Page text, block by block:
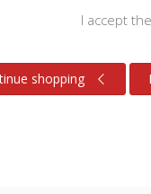
I accept the
shopping